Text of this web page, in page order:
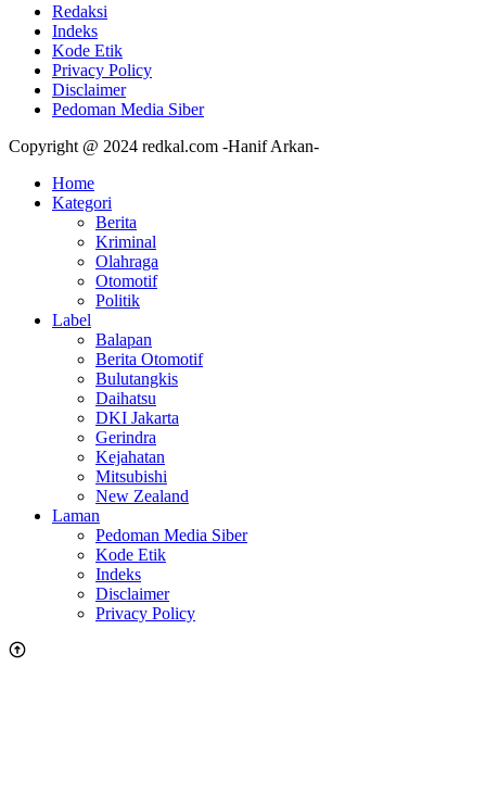
Redaksi
Indeks
Kode Etik
Privacy Policy
Disclaimer
Pedoman Media Siber
Copyright @ 2024 redkal.com -Hanif Arkan-
Home
Kategori
Berita
Kriminal
Olahraga
Otomotif
Politik
Label
Balapan
Berita Otomotif
Bulutangkis
Daihatsu
DKI Jakarta
Gerindra
Kejahatan
Mitsubishi
New Zealand
Laman
Pedoman Media Siber
Kode Etik
Indeks
Disclaimer
Privacy Policy